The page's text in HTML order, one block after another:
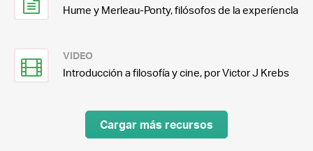
Hume y Merleau-Ponty, filósofos de la experíencla
VIDEO
Introducción a filosofía y cine, por Victor J Krebs
Cargar más recursos